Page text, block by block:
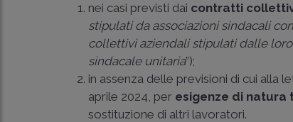
nei casi previsti dai contratti
stipulati da associazioni sindacali
collettivi aziendali stipulati dalle
sindacale unitaria”);
in assenza delle previsioni di cui alla
aprile 2024, per esigenze di natura
sostituzione di altri lavoratori.